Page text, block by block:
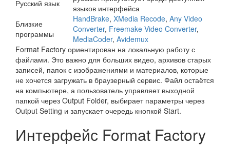
Русский язык
языков интерфейса
Близкие
программы
HandBrake, XMedia Recode, Any Video
Converter, Freemake Video Converter,
MediaCoder, Avidemux
Format Factory ориентирован на локальную работу с
файлами. Это важно для больших видео, архивов старых
записей, папок с изображениями и материалов, которые
не хочется загружать в браузерный сервис. Файл остаётся
на компьютере, а пользователь управляет выходной
папкой через Output Folder, выбирает параметры через
Output Setting и запускает очередь кнопкой Start.
Интерфейс Format Factory